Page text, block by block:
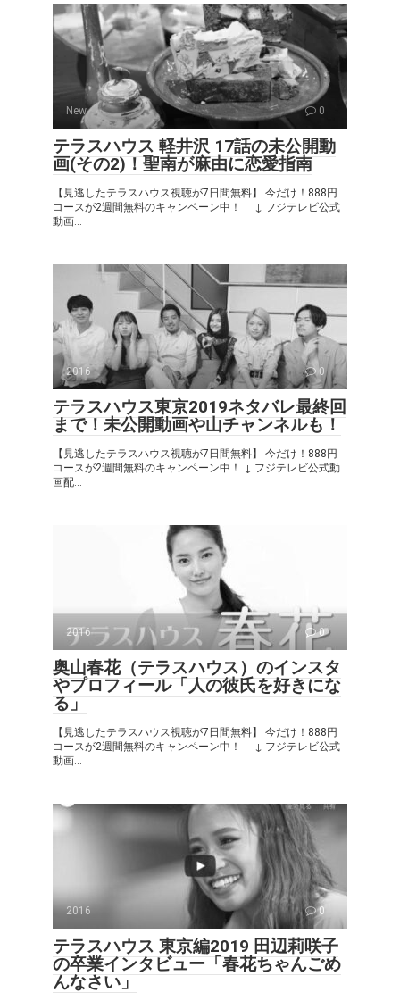
New 0
テラスハウス 軽井沢 17話の未公開動
画(その2)！聖南が麻由に恋愛指南
【見逃したテラスハウス視聴が7日間無料】 今だけ！888円
コースが2週間無料のキャンペーン中！ ↓ フジテレビ公式
動画...
2016 0
テラスハウス東京2019ネタバレ最終回
まで！未公開動画や山チャンネルも！
【見逃したテラスハウス視聴が7日間無料】 今だけ！888円
コースが2週間無料のキャンペーン中！ ↓ フジテレビ公式動
画配...
2016 0
奥山春花（テラスハウス）のインスタ
やプロフィール「人の彼氏を好きにな
る」
【見逃したテラスハウス視聴が7日間無料】 今だけ！888円
コースが2週間無料のキャンペーン中！ ↓ フジテレビ公式
動画...
2016 0
テラスハウス 東京編2019 田辺莉咲子
の卒業インタビュー「春花ちゃんごめ
んなさい」